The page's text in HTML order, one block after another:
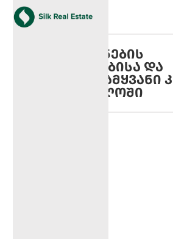
ᲣᲫᲠᲐᲕᲘ ᲥᲝᲜᲔᲑᲘᲡ
ᲒᲐᲜᲕᲘᲗᲐᲠᲔᲑᲘᲡᲐ ᲓᲐ
ᲛᲐᲠᲗᲕᲘᲡ ᲬᲐᲛᲧᲕᲐᲜᲘ
ᲡᲐᲥᲐᲠᲗᲕᲔᲚᲝᲨᲘ